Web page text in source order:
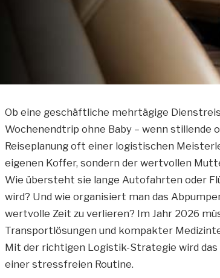
Ob eine geschäftliche mehrtägige
Wochenendtrip ohne Baby – wenn stillende
Reiseplanung oft einer logistischen
eigenen Koffer, sondern der wertvollen
Wie übersteht sie lange Autofahrten oder
wird? Und wie organisiert man das
wertvolle Zeit zu verlieren? Im Jahr 2026
Transportlösungen und kompakter
Mit der richtigen Logistik-Strategie wird das
einer stressfreien Routine.